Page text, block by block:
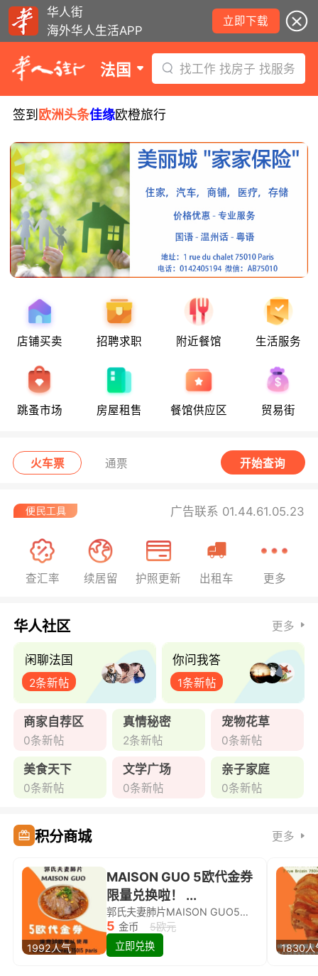
华人街
海外华人生活APP
立即下载
法国 找工作 找房子 找服务
签到 欧洲头条佳缘欧橙旅行
店铺买卖 招聘求职 附近餐馆 生活服务
跳蚤市场 房屋租售 餐馆供应区 贸易街
火车票 通票 开始查询
广告联系 01.44.61.05.23
查汇率 续居留 护照更新 出租车 更多
华人社区 更多
闲聊法国
2条新帖
你问我答
1条新帖
商家自荐区
0条新帖
真情秘密
2条新帖
宠物花草
0条新帖
美食天下
0条新帖
文学广场
0条新帖
亲子家庭
0条新帖
积分商城 更多
1992人气
MAISON GUO 5欧代金券
限量兑换啦！ ...
郭氏夫妻肺片MAISON GUO5欧代金券限量兑换啦！
5 金币
5欧元
立即兑换
1830人